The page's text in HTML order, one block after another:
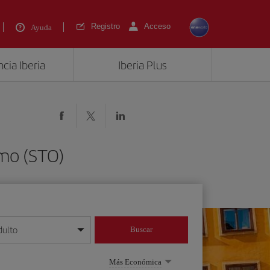
Ayuda Registro Acceso
Iberia Iberia Plus
(STO)
mes/año
Buscar
Más Económica